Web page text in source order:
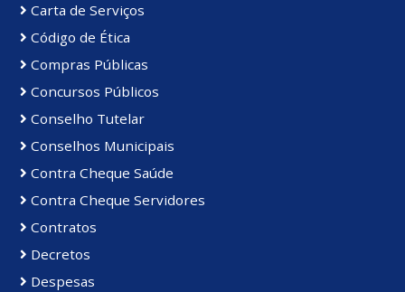
Carta de Serviços
Código de Ética
Compras Públicas
Concursos Públicos
Conselho Tutelar
Conselhos Municipais
Contra Cheque Saúde
Contra Cheque Servidores
Contratos
Decretos
Despesas